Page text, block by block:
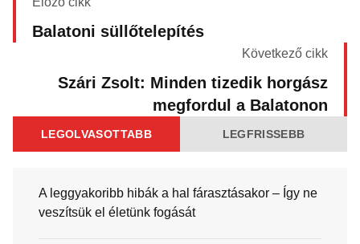
Balatoni süllőtelepítés
Következő cikk
Szári Zsolt: Minden tizedik horgász
megfordul a Balatonon
LEGOLVASOTTABB LEGFRISSEBB
A leggyakoribb hibák a hal fárasztásakor – Így ne
veszítsük el életünk fogását